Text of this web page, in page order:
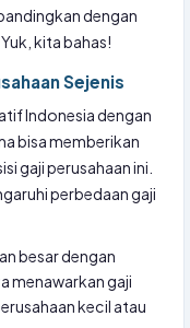
dengan
kita bahas!
Sejenis
Indonesia dengan
bisa memberikan
gaji perusahaan ini.
perbedaan gaji
besar dengan
menawarkan gaji
kecil atau